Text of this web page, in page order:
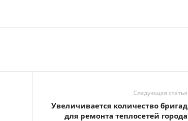
Следующая статья
Увеличивается количество бригад
для ремонта теплосетей города